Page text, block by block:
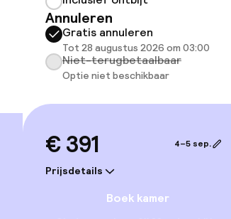
TV lounge
Annuleren
Gratis annuleren
Tot 28 augustus 2026 om 03:00
Niet-terugbetaalbaar
Optie niet beschikbaar
€ 391
Prijsdetails
4–5 sep.
Boek kamer